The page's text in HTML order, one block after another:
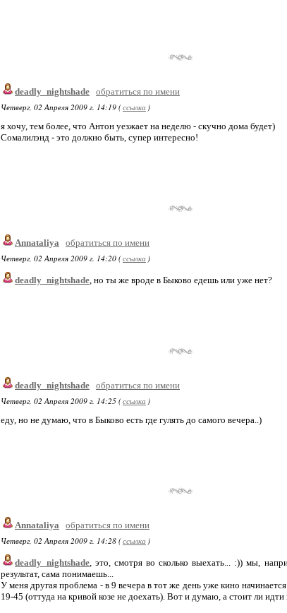
deadly_nightshade обратиться по имени
Четверг, 02 Апреля 2009 г. 14:19 (ссылка )
я хочу, тем более, что Антон уезжает на неделю - скучно дома будет)
Сомалилэнд - это должно быть, супер интересно!
Annataliya
обратиться по имени
Четверг, 02 Апреля 2009 г. 14:20 (ссылка )
deadly_nightshade, но ты же вроде в Быково едешь или уже нет?
deadly_nightshade обратиться по имени
Четверг, 02 Апреля 2009 г. 14:25 (ссылка )
еду, но не думаю, что в Быково есть где гулять до самого вечера..)
Annataliya
обратиться по имени
Четверг, 02 Апреля 2009 г. 14:28 (ссылка )
deadly_nightshade, это, смотря во сколько выехать... :)) мы,
результат, сама понимаешь...
У меня другая проблема - в 9 вечера в тот же день уже кино
19-45 (оттуда на кривой козе не доехать). Вот и думаю, а стоит ли идти